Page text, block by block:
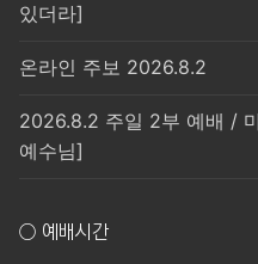
있더라]
온라인 주보 2026.8.2
2026.8.2 주일 2부 예배 /
예수님]
○ 예배시간